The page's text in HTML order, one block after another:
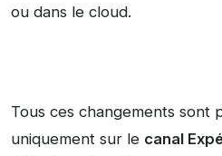
ou dans le cloud.
Tous ces changements sont
uniquement sur le canal